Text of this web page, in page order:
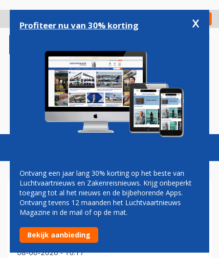
gaan
Check in
Magazine Podcasts Vacatures
KEROSINE
Medewerker KLM terecht ontslagen na lekken van
1000 liter kerosine
08-06-2026 - 10:17
Profiteer nu van 30% korting x
Ontvang een jaar lang 30% korting op het beste van
Luchtvaartnieuws en Zakenreisnieuws. Krijg onbeperkt
toegang tot al het nieuws en de bijbehorende Apps.
Ontvang tevens 12 maanden het Luchtvaartnieuws
Magazine in de mail of op de mat.
Bekijk aanbieding